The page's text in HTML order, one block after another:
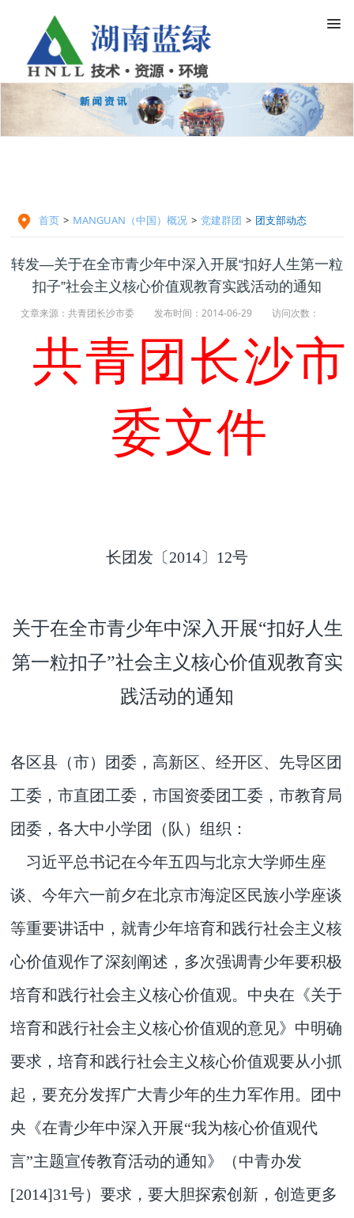
 首页 > MANGUAN（中国）概况 > 党建群团 > 团支部动态
转发—关于在全市青少年中深入开展“扣好人生第一粒
扣子”社会主义核心价值观教育实践活动的通知
文章来源：共青团长沙市委 发布时间：2014-06-29 访问次数：
共青团长沙市
委文件
长团发〔2014〕12号
关于在全市青少年中深入开展“扣好人生
第一粒扣子”社会主义核心价值观教育实
践活动的通知
各区县（市）团委，高新区、经开区、先导区团
工委，市直团工委，市国资委团工委，市教育局
团委，各大中小学团（队）组织：
习近平总书记在今年五四与北京大学师生座
谈、今年六一前夕在北京市海淀区民族小学座谈
等重要讲话中，就青少年培育和践行社会主义核
心价值观作了深刻阐述，多次强调青少年要积极
培育和践行社会主义核心价值观。中央在《关于
培育和践行社会主义核心价值观的意见》中明确
要求，培育和践行社会主义核心价值观要从小抓
起，要充分发挥广大青少年的生力军作用。团中
央《在青少年中深入开展“我为核心价值观代
言”主题宣传教育活动的通知》（中青办发
[2014]31号）要求，要大胆探索创新，创造更多